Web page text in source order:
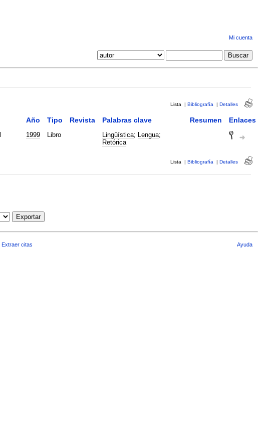
Mi cuenta
Lista | Bibliografía | Detalles
Año Tipo Revista Palabras clave Resumen Enlaces
1999 Libro Lingüística; Lengua;
Retórica
Lista | Bibliografía | Detalles
Exportar
Extraer citas Ayuda